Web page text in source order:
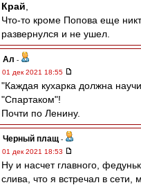
Край
Что-то кроме Попова еще
развернулся и не ушел.
Ал -
01 дек 2021 18:55
"Каждая кухарка должна
"Спартаком"!
Почти по Ленину.
Черный плащ -
01 дек 2021 18:53
Ну и насчет главного,
слива, что я встречал в сети,